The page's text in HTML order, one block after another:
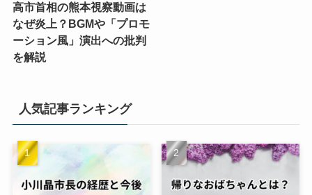
高市首相の熊本視察動画は
なぜ炎上？BGMや「プロモ
ーション風」演出への批判
を解説
人気記事ランキング